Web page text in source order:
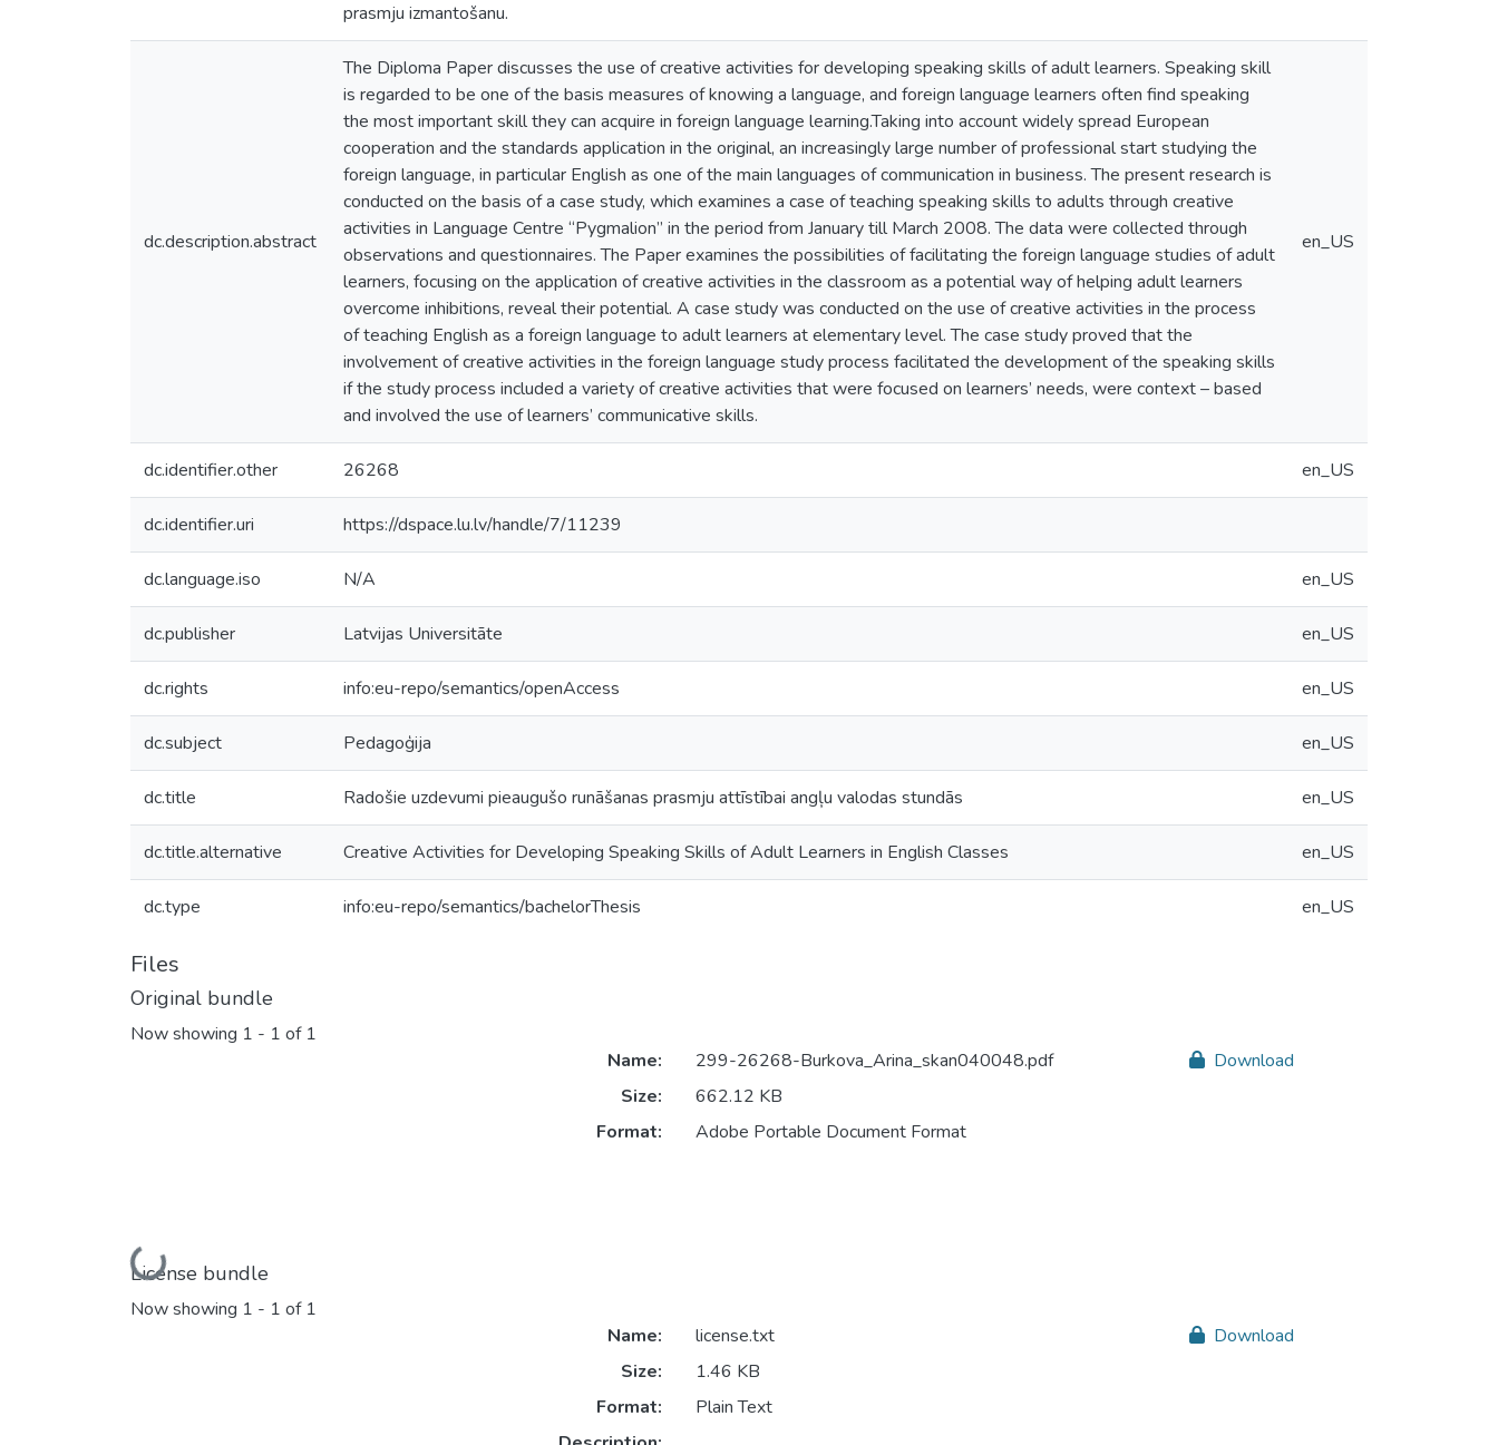
prasmju izmantošanu.
dc.description.abstract
The Diploma Paper discusses the use of creative activities for developing speaking skills of adult learners. Speaking skill
is regarded to be one of the basis measures of knowing a language, and foreign language learners often find speaking
the most important skill they can acquire in foreign language learning.Taking into account widely spread European
cooperation and the standards application in the original, an increasingly large number of professional start studying the
foreign language, in particular English as one of the main languages of communication in business. The present research is
conducted on the basis of a case study, which examines a case of teaching speaking skills to adults through creative
activities in Language Centre “Pygmalion” in the period from January till March 2008. The data were collected through
observations and questionnaires. The Paper examines the possibilities of facilitating the foreign language studies of adult
learners, focusing on the application of creative activities in the classroom as a potential way of helping adult learners
overcome inhibitions, reveal their potential. A case study was conducted on the use of creative activities in the process
of teaching English as a foreign language to adult learners at elementary level. The case study proved that the
involvement of creative activities in the foreign language study process facilitated the development of the speaking skills
if the study process included a variety of creative activities that were focused on learners’ needs, were context – based
and involved the use of learners’ communicative skills.
en_US
dc.identifier.other 26268 en_US
dc.identifier.uri https://dspace.lu.lv/handle/7/11239
dc.language.iso N/A en_US
dc.publisher Latvijas Universitāte en_US
dc.rights info:eu-repo/semantics/openAccess en_US
dc.subject Pedagoģija en_US
dc.title Radošie uzdevumi pieaugušo runāšanas prasmju attīstībai angļu valodas stundās en_US
dc.title.alternative Creative Activities for Developing Speaking Skills of Adult Learners in English Classes en_US
dc.type info:eu-repo/semantics/bachelorThesis en_US
Files
Original bundle
Now showing 1 - 1 of 1
Loading...
Name:
299-26268-Burkova_Arina_skan040048.pdf
Size:
662.12 KB
Format:
Adobe Portable Document Format
Download
License bundle
Now showing 1 - 1 of 1
Name:
license.txt
Size:
1.46 KB
Format:
Plain Text
Download